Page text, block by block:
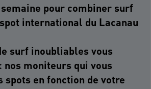
pour combiner surf
international du Lacanau
surf inoubliables vous
nos moniteurs qui vous
spots en fonction de votre